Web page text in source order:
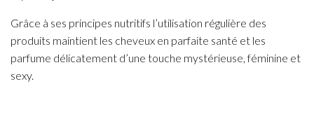
Grâce à ses principes nutritifs l’utilisation régulière des
produits maintient les cheveux en parfaite santé et les
parfume délicatement d’une touche mystérieuse, féminine et
sexy.